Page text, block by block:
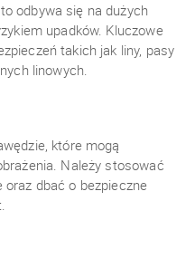
odbywa się na dużych
upadków. Kluczowe
takich jak liny, pasy
linowych.
które mogą
Należy stosować
dbać o bezpieczne